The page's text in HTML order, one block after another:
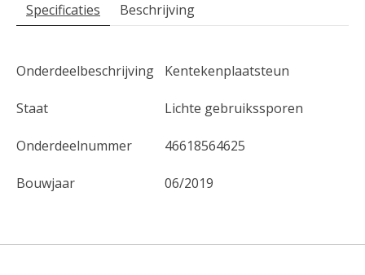
Specificaties Beschrijving
Onderdeelbeschrijving Kentekenplaatsteun
Staat Lichte gebruikssporen
Onderdeelnummer 46618564625
Bouwjaar 06/2019